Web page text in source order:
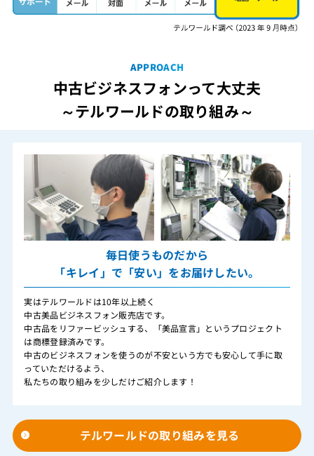
APPROACH
中古ビジネスフォンって大丈夫
～テルワールドの取り組み～
毎日使うものだから
「キレイ」で「安い」をお届けしたい。
実はテルワールドは10年以上続く
中古美品ビジネスフォン販売店です。
中古品をリファービッシュする、「美品宣言」というプロジェクト
は商標登録済みです。
中古のビジネスフォンを使うのが不安という方でも安心して手に取
っていただけるよう、
私たちの取り組みを少しだけご紹介します！
テルワールドの取り組みを見る